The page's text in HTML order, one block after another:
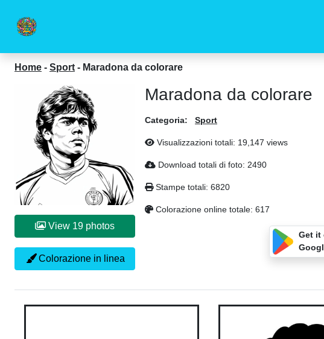
Home - Sport - Maradona da colorare
View 19 photos
Colorazione in linea
Maradona da colorare
Categoria: Sport
Visualizzazioni totali: 19,147 views
Download totali di foto: 2490
Stampe totali: 6820
Colorazione online totale: 617
Get it